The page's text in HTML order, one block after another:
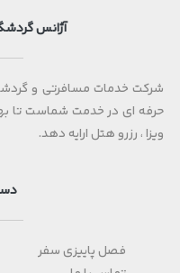
آژانس
شرکت خدمات مسافرتی و
حرفه ای در خدمت شماست تا
ویزا ، رزرو هتل ارایه دهد.
فصل پاییزی سفر